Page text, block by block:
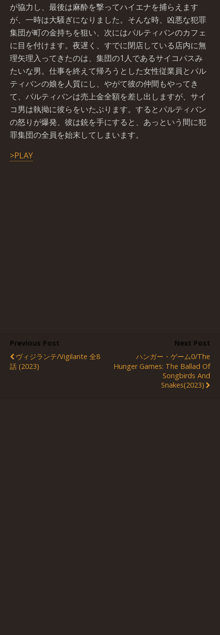
が協力し、最後は麻酔を撃ってハイエナを捕らえます
が、一時は大騒ぎになりました。そんな時、凶悪な犯罪
集団が町の金持ちを狙い、次にはパルティバンのカフェ
に目を付けます。夜遅く、すでに閉店している店内に無
理矢理入ってきたのは、集団の1人であるサイコパスみ
たいな男。仕事を終えて帰ろうとした女性従業員とパル
ティバンの娘を人質にし、やがて彼の仲間もやってき
て、パルティバンは売上金全額を差し出しますが、サイ
コ男は執拗に彼らをいたぶります。するとパルティバン
の怒りが爆発、彼は銃を手にすると、あっという間に犯
罪集団の全員を始末してしまいます。
>PLAY
Previous Post
ヴィジランテ/Vigilante 全8
話 (2023)
Next Post
ハンガー・ゲーム0/The
Hunger Games: The Ballad Of
Songbirds And
Snakes(2023)